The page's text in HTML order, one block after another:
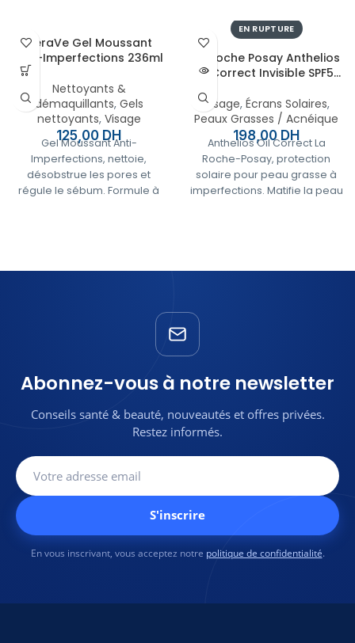
CeraVe Gel Moussant
Anti-Imperfections 236ml
Nettoyants &
démaquillants, Gels
nettoyants, Visage
125,00 DH
Gel Moussant Anti-
Imperfections, nettoie,
désobstrue les pores et
régule le sébum. Formule à
✅Paiement à la livraison,
authentiques et originaux
💬Une
question sur
Contactez-
nous sur
WhatsApp
EN RUPTURE
La Roche Posay Anthelios
Oil Correct Invisible SPF50
Visage, Écrans Solaires,
Peaux Grasses / Acnéique
198,00 DH
Anthelios Oil Correct La
Roche-Posay, protection
solaire pour peau grasse à
imperfections. Matifie la peau
partout au Maroc
originaux
💬
Une question sur ce
produit ?
Contactez-
nous sur WhatsApp
Abonnez-vous à notre newsletter
Conseils santé & beauté, nouveautés et offres privées.
Restez informés.
S'inscrire
En vous inscrivant, vous acceptez notre politique de confidentialité.